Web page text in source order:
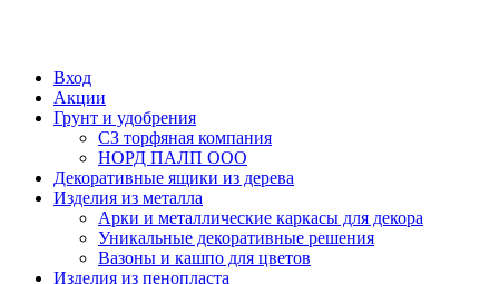
Вход
Акции
Грунт и удобрения
СЗ торфяная компания
НОРД ПАЛП ООО
Декоративные ящики из дерева
Изделия из металла
Арки и металлические каркасы для декора
Уникальные декоративные решения
Вазоны и кашпо для цветов
Изделия из пенопласта